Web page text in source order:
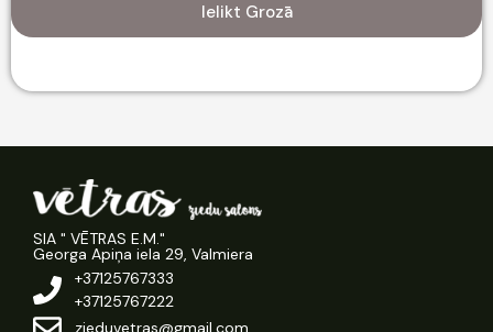
Ielikt Grozā
SIA " VĒTRAS E.M."
Georga Apiņa iela 29, Valmiera
+37125767333
+37125767222
zieduvetras@gmail.com